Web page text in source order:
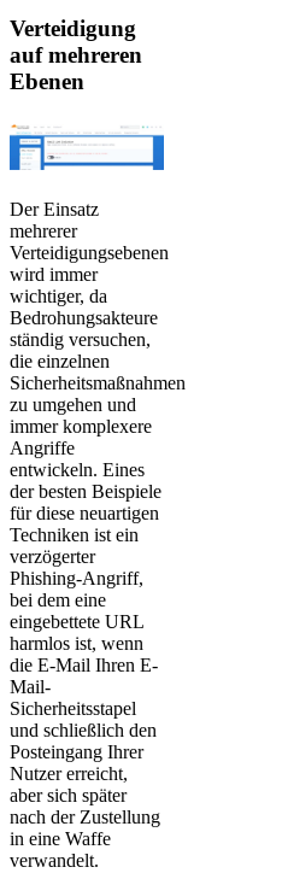
Verteidigung
auf mehreren
Ebenen
Der Einsatz
mehrerer
Verteidigungsebenen
wird immer
wichtiger, da
Bedrohungsakteure
ständig versuchen,
die einzelnen
Sicherheitsmaßnahmen
zu umgehen und
immer komplexere
Angriffe
entwickeln. Eines
der besten Beispiele
für diese neuartigen
Techniken ist ein
verzögerter
Phishing-Angriff,
bei dem eine
eingebettete URL
harmlos ist, wenn
die E-Mail Ihren E-
Mail-
Sicherheitsstapel
und schließlich den
Posteingang Ihrer
Nutzer erreicht,
aber sich später
nach der Zustellung
in eine Waffe
verwandelt.